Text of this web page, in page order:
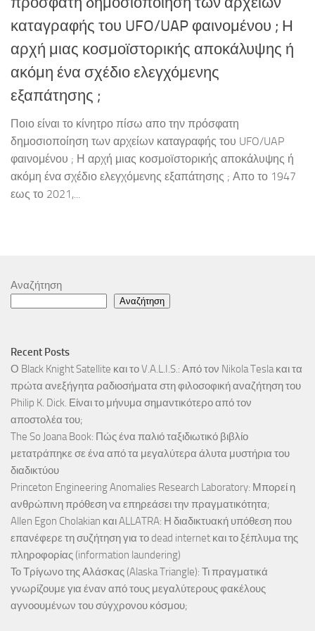
καταγραφής του UFO/UAP φαινομένου ; Η
αρχή μιας κοσμοϊστορικής αποκάλυψης ή
ακόμη ένα σχέδιο ελεγχόμενης
εξαπάτησης ;
Ποιο είναι το κίνητρο πίσω απο την πρόσφατη
δημοσιοποίηση των αρχείων καταγραφής του UFO/UAP
φαινομένου ; Η αρχή μιας κοσμοϊστορικής αποκάλυψης ή
ακόμη ένα σχέδιο ελεγχόμενης εξαπάτησης ; Απο το 1947
εως το 2021,...
Αναζήτηση
Αναζήτηση
Recent Posts
Ο Black Knight Satellite και το V.A.L.I.S.: Από τον Nikola Tesla και τα
πρώτα ανεξήγητα ραδιοσήματα στη φιλοσοφική αναζήτηση του
Philip K. Dick. Είναι το μήνυμα σημαντικότερο από τον
αποστολέα του;
The So Joana Book: Πώς ένα παλιό ταξιδιωτικό βιβλίο
μετατράπηκε σε ένα από τα μεγαλύτερα άλυτα μυστήρια του
διαδικτύου
Princeton Engineering Anomalies Research Laboratory: Μπορεί η
ανθρώπινη πρόθεση να επηρεάσει την πραγματικότητα;
Allen Egon Cholakian και ALLATRA: Η διαδικτυακή υπόθεση που
επανέφερε τη συζήτηση για το dead internet και το ξέπλυμα της
πληροφορίας (information laundering)
Το Τρίγωνο της Αλάσκας (Alaska Triangle): Τι πραγματικά
γνωρίζουμε για έναν από τους μεγαλύτερους φακέλους
αγνοουμένων του σύγχρονου κόσμου;